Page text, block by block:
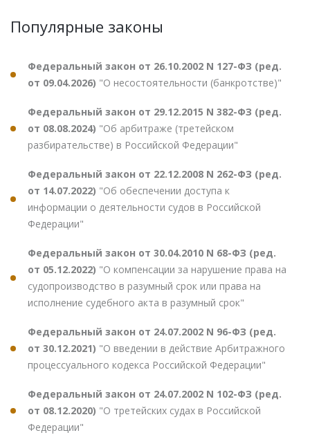
Популярные законы
Федеральный закон от 26.10.2002 N 127-ФЗ (ред.
от 09.04.2026) "О несостоятельности (банкротстве)"
Федеральный закон от 29.12.2015 N 382-ФЗ (ред.
от 08.08.2024) "Об арбитраже (третейском
разбирательстве) в Российской Федерации"
Федеральный закон от 22.12.2008 N 262-ФЗ (ред.
от 14.07.2022) "Об обеспечении доступа к
информации о деятельности судов в Российской
Федерации"
Федеральный закон от 30.04.2010 N 68-ФЗ (ред.
от 05.12.2022) "О компенсации за нарушение права на
судопроизводство в разумный срок или права на
исполнение судебного акта в разумный срок"
Федеральный закон от 24.07.2002 N 96-ФЗ (ред.
от 30.12.2021) "О введении в действие Арбитражного
процессуального кодекса Российской Федерации"
Федеральный закон от 24.07.2002 N 102-ФЗ (ред.
от 08.12.2020) "О третейских судах в Российской
Федерации"